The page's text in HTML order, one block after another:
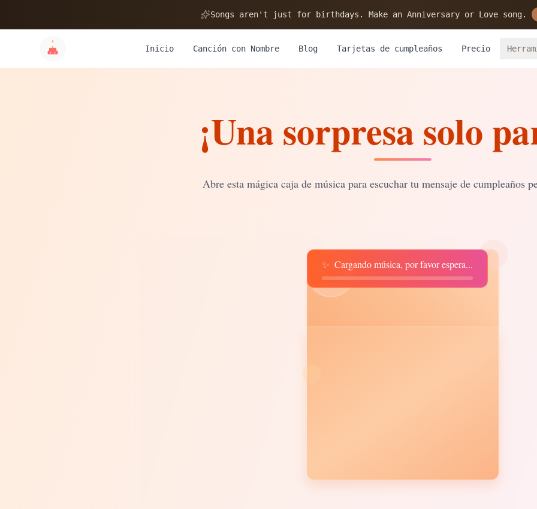
Songs aren't just for birthdays. Make an Anniversary or Love song.
Inicio Canción con Nombre Blog Tarjetas de cumpleaños Precio
¡Una sorpresa solo
Abre esta mágica caja de música para escuchar tu mensaje de cumpleaños
♫
✨ Cargando música, por favor espera...